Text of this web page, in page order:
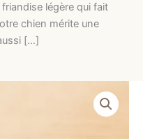
légère qui fait
chien mérite une
[…]